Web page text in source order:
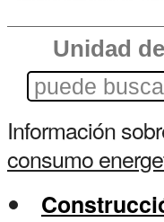
Unidad
Información
consumo